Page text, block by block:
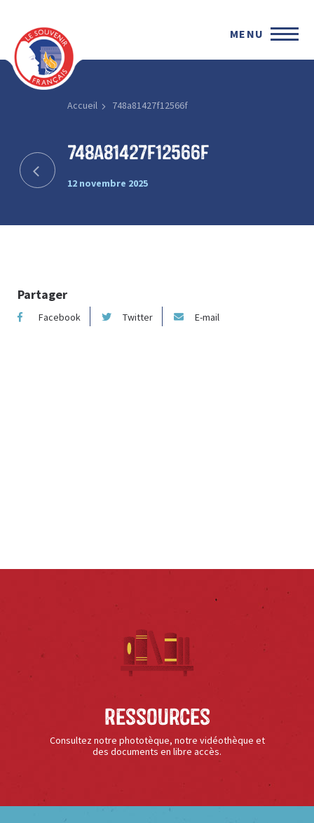
MENU
Accueil 748a81427f12566f
748a81427f12566f
12 novembre 2025
Partager
Facebook Twitter E-mail
Ressources
Consultez notre phototèque, notre vidéothèque et
des documents en libre accès.